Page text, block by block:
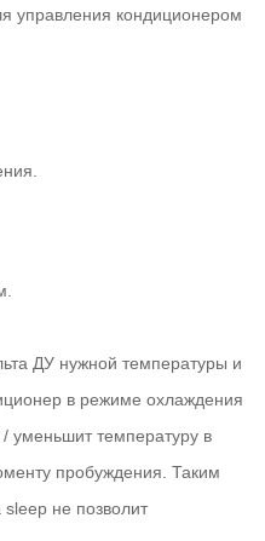
управления кондиционером
ДУ нужной температуры и
в режиме охлаждения
уменьшит температуру в
пробуждения. Таким
не позволит